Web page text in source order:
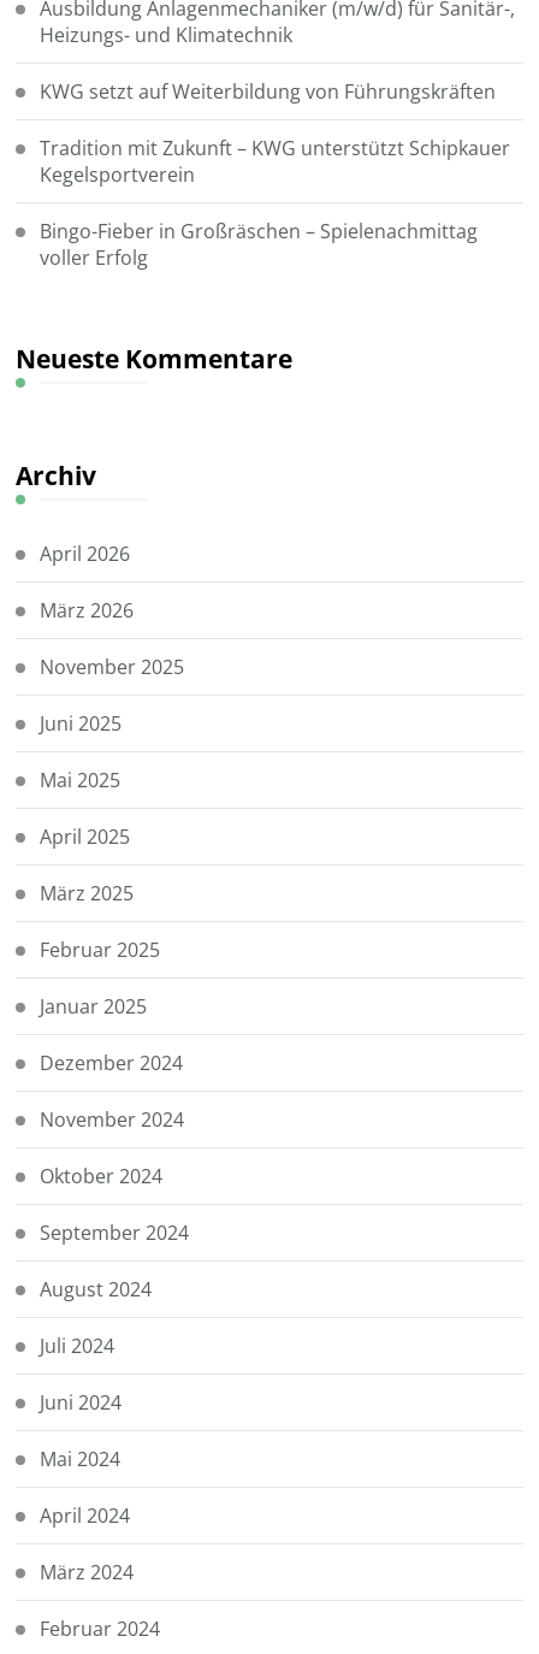
Ausbildung Anlagenmechaniker (m/w/d) für Sanitär-,
Heizungs- und Klimatechnik
KWG setzt auf Weiterbildung von Führungskräften
Tradition mit Zukunft – KWG unterstützt Schipkauer
Kegelsportverein
Bingo-Fieber in Großräschen – Spielenachmittag
voller Erfolg
Neueste Kommentare
Archiv
April 2026
März 2026
November 2025
Juni 2025
Mai 2025
April 2025
März 2025
Februar 2025
Januar 2025
Dezember 2024
November 2024
Oktober 2024
September 2024
August 2024
Juli 2024
Juni 2024
Mai 2024
April 2024
März 2024
Februar 2024